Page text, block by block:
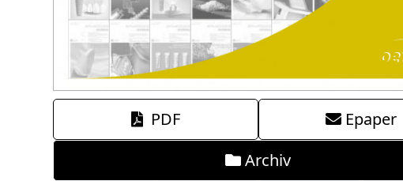
PDF
Epaper
Archiv